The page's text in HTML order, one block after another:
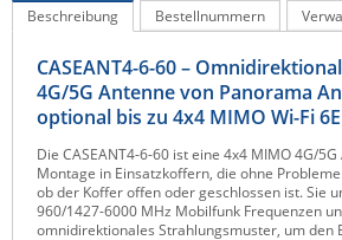
Netio
PatchSee
Power Kingdom
Poynting
Raritan
Beschreibung Bestellnummern
CASEANT4-6-60 –
4G/5G Antenne von Panorama
optional bis zu 4x4 MIMO Wi-Fi
Die CASEANT4-6-60 ist eine 4x4 MIMO 4G/
Montage in Einsatzkoffern, die ohne
ob der Koffer offen oder geschlossen ist. Sie
960/1427-6000 MHz Mobilfunk Frequenzen
omnidirektionales Strahlungsmuster, um den